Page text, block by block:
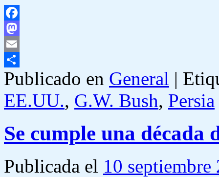
Facebook
Mastodon
Email
Compartir
Publicado en General |
EE.UU., G.W. Bush, Persia
Se cumple una década
Publicada el 10 septiembre